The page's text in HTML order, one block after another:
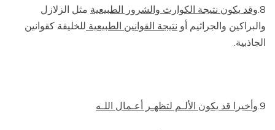
8. وقد يكون نتيجة الكوارث والشرور الطبيعية مثل الزلازل
والبراكين والجراثيم أو نتيجة القوانين الطبيعية للخليقة كقوانين
الجاذبية.
9. وأخيرا قد يكون الألـم لتظهـر أعـمال اللـه